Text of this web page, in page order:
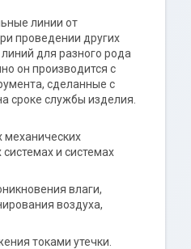
линии от
проведении других
для разного рода
он производится с
сделанные с
сроке службы изделия.
механических
и системах
влаги,
воздуха,
токами утечки.